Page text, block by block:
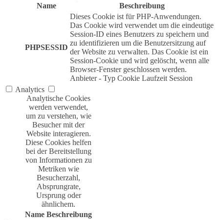
Name
Beschreibung
PHPSESSID
Dieses Cookie ist für PHP-Anwendungen.
Das Cookie wird verwendet um die eindeutige
Session-ID eines Benutzers zu speichern und
zu identifizieren um die Benutzersitzung auf
der Website zu verwalten. Das Cookie ist ein
Session-Cookie und wird gelöscht, wenn alle
Browser-Fenster geschlossen werden.
Anbieter - Typ Cookie Laufzeit Session
Analytics
Analytische Cookies
werden verwendet,
um zu verstehen, wie
Besucher mit der
Website interagieren.
Diese Cookies helfen
bei der Bereitstellung
von Informationen zu
Metriken wie
Besucherzahl,
Absprungrate,
Ursprung oder
ähnlichem.
Name Beschreibung